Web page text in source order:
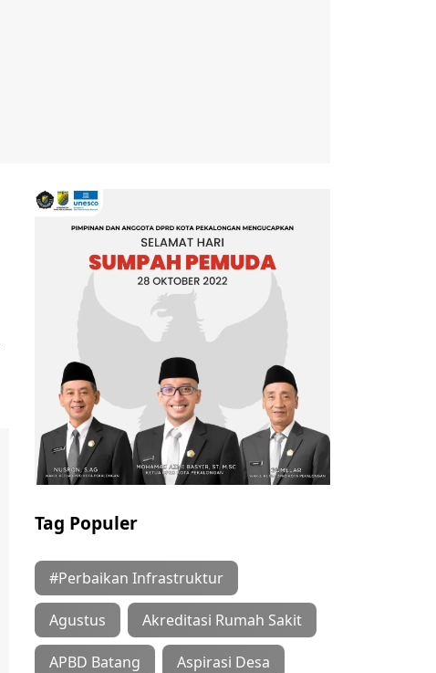
Tag Populer
#Perbaikan Infrastruktur
Agustus Akreditasi Rumah Sakit
APBD Batang Aspirasi Desa